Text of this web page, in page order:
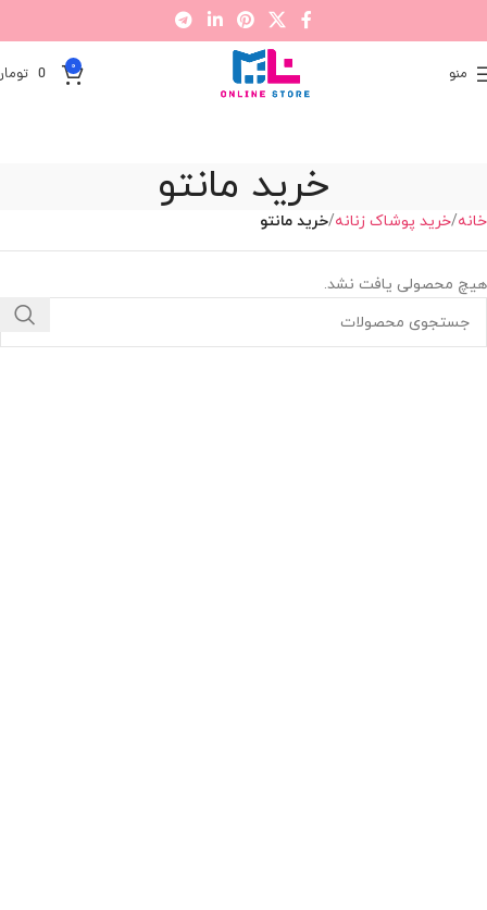
منو 0
0
خرید مانتو
خانه خرید پوشاک زنانه خرید مانتو
هیچ محصولی یافت نشد.